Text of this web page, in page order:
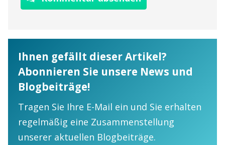
Ihnen gefällt dieser Artikel?
Abonnieren Sie unsere News und
Blogbeiträge!
Tragen Sie Ihre E-Mail ein und Sie erhalten
regelmäßig eine Zusammenstellung
unserer aktuellen Blogbeiträge.